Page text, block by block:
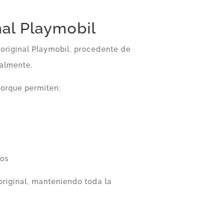
Playmobil
Playmobil, procedente de
permiten:
manteniendo toda la